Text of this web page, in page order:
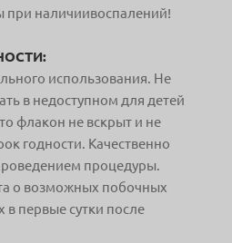
при наличиивоспалений!
использования. Не
в недоступном для детей
флакон не вскрыт и не
годности. Качественно
процедуры.
о возможных побочных
в первые сутки после